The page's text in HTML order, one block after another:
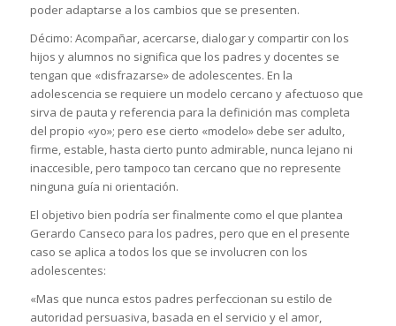
poder adaptarse a los cambios que se presenten.
Décimo: Acompañar, acercarse, dialogar y compartir con los
hijos y alumnos no significa que los padres y docentes se
tengan que «disfrazarse» de adolescentes. En la
adolescencia se requiere un modelo cercano y afectuoso que
sirva de pauta y referencia para la definición mas completa
del propio «yo»; pero ese cierto «modelo» debe ser adulto,
firme, estable, hasta cierto punto admirable, nunca lejano ni
inaccesible, pero tampoco tan cercano que no represente
ninguna guía ni orientación.
El objetivo bien podría ser finalmente como el que plantea
Gerardo Canseco para los padres, pero que en el presente
caso se aplica a todos los que se involucren con los
adolescentes:
«Mas que nunca estos padres perfeccionan su estilo de
autoridad persuasiva, basada en el servicio y el amor,